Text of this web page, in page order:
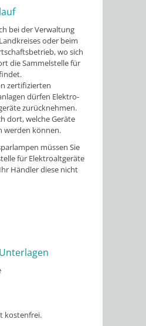
bei der Verwaltung
oder beim
wo sich
die Sammelstelle für
zertifizierten
dürfen Elektro-
zurücknehmen.
dort, welche Geräte
werden können.
müssen Sie
für Elektroaltgeräte
Händler diese nicht
kostenfrei.